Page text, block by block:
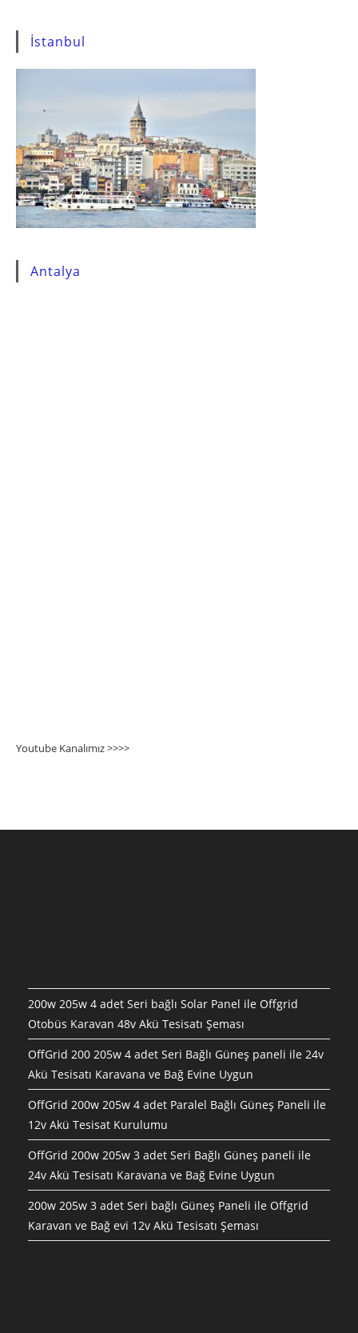
İstanbul
Antalya
Youtube Kanalımız >>>>
200w 205w 4 adet Seri bağlı Solar Panel ile Offgrid
Otobüs Karavan 48v Akü Tesisatı Şeması
OffGrid 200 205w 4 adet Seri Bağlı Güneş paneli ile 24v
Akü Tesisatı Karavana ve Bağ Evine Uygun
OffGrid 200w 205w 4 adet Paralel Bağlı Güneş Paneli ile
12v Akü Tesisat Kurulumu
OffGrid 200w 205w 3 adet Seri Bağlı Güneş paneli ile
24v Akü Tesisatı Karavana ve Bağ Evine Uygun
200w 205w 3 adet Seri bağlı Güneş Paneli ile Offgrid
Karavan ve Bağ evi 12v Akü Tesisatı Şeması